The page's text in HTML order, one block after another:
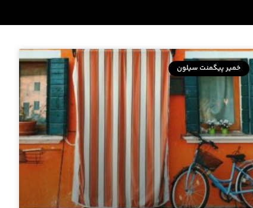
خمیر پیگمنت سیلون